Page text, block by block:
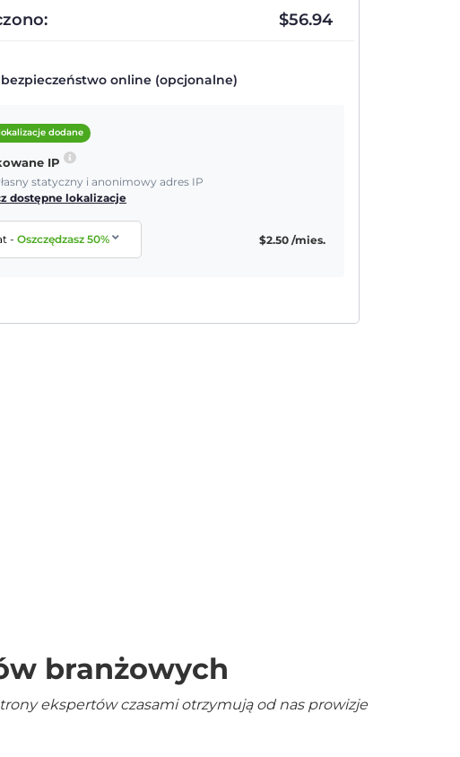
$56.94
online (opcjonalne)
dodane
IP
statyczny i anonimowy adres IP
dostępne lokalizacje
-Oszczędzasz50% $2.50 /mies.
branżowych
ekspertów czasami otrzymują od nas prowizje